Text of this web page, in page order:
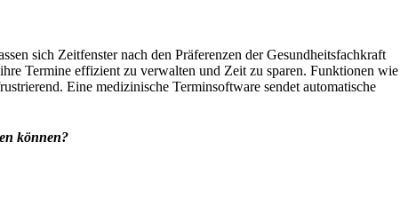
sich Zeitfenster nach den Präferenzen der Gesundheitsfachkraft
Termine effizient zu verwalten und Zeit zu sparen. Funktionen wie
Eine medizinische Terminsoftware sendet automatische
können?